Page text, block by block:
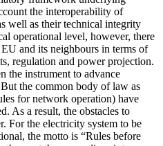
the interoper­ability of
well as their technical integrity
operational level, however, there
and its neighbours in terms of
regulation and power projection.
the instrument to advance
the common body of law as
for network operation) have
As a result, the obstacles to
For the electricity system to be
the motto is “Rules before